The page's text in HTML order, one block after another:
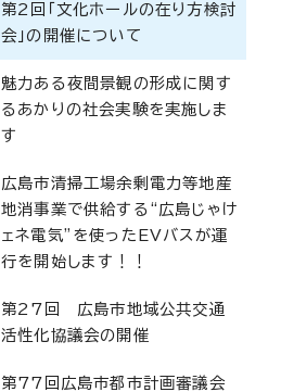
第2回「文化ホールの在り方検討
会」の開催について
魅力ある夜間景観の形成に関す
るあかりの社会実験を実施しま
す
広島市清掃工場余剰電力等地産
地消事業で供給する“広島じゃけ
ェネ電気”を使ったEVバスが運
行を開始します！！
第27回 広島市地域公共交通
活性化協議会の開催
第77回広島市都市計画審議会